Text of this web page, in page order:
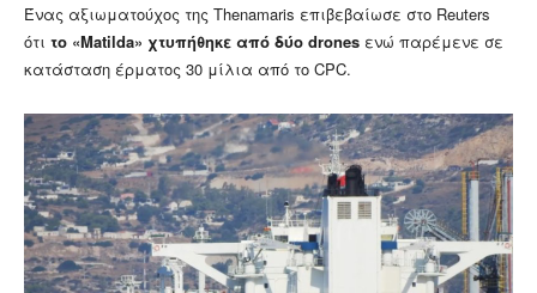
Ένας αξιωματούχος της Thenamaris επιβεβαίωσε στο Reuters
ότι το «Matilda» χτυπήθηκε από δύο drones ενώ παρέμενε σε
κατάσταση έρματος 30 μίλια από το CPC.